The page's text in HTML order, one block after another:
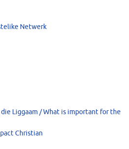
Netwerk
Liggaam / What is important for the
Christian